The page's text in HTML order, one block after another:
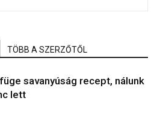
TÖBB A SZERZŐTŐL
savanyúság recept, nálunk
lett